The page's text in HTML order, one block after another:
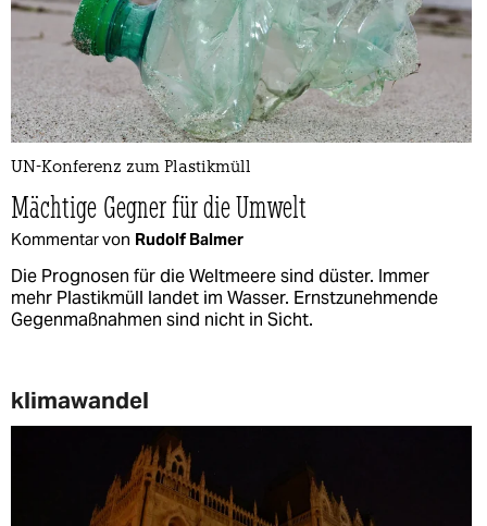
UN-Konferenz zum Plastikmüll
Mächtige Gegner für die Umwelt
Kommentar von Rudolf Balmer
Die Prognosen für die Weltmeere sind düster. Immer
mehr Plastikmüll landet im Wasser. Ernstzunehmende
Gegenmaßnahmen sind nicht in Sicht.
klimawandel